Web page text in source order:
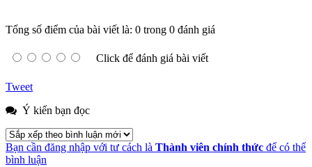
Tổng số điểm của bài viết là: 0 trong 0 đánh giá
Click để đánh giá bài viết
Tweet
Ý kiến bạn đọc
Bạn cần đăng nhập với tư cách là Thành viên chính thức để có thể
bình luận